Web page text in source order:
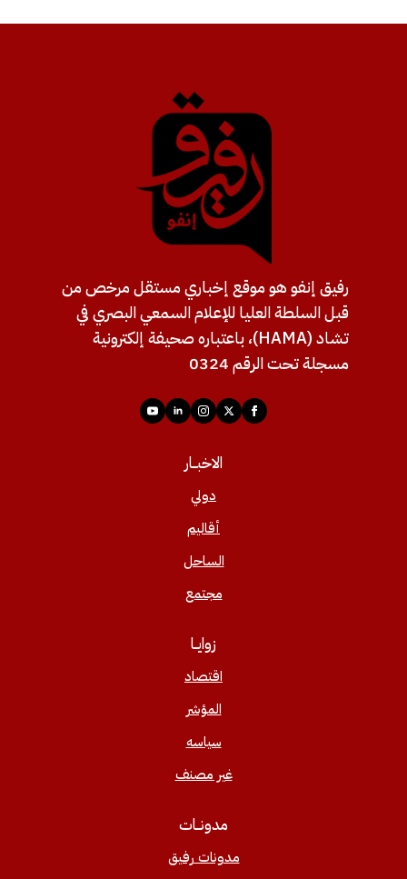
رفيق إنفو هو موقع إخباري مستقل مرخص من
قبل السلطة العليا للإعلام السمعي البصري في
تشاد (HAMA)، باعتباره صحيفة إلكترونية
مسجلة تحت الرقم 0324
الاخبــار
دولي
أقاليم
الساحل
مجتمع
زوايــا
اقتصاد
المؤشر
سياسه
غير مصنف
مدونــات
مدونات رفيق